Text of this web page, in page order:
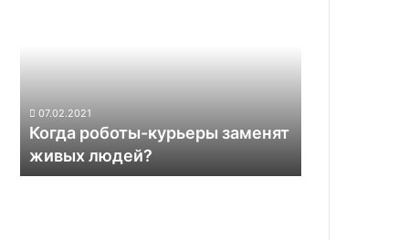
07.02.2021
Когда роботы-курьеры заменят
живых людей?